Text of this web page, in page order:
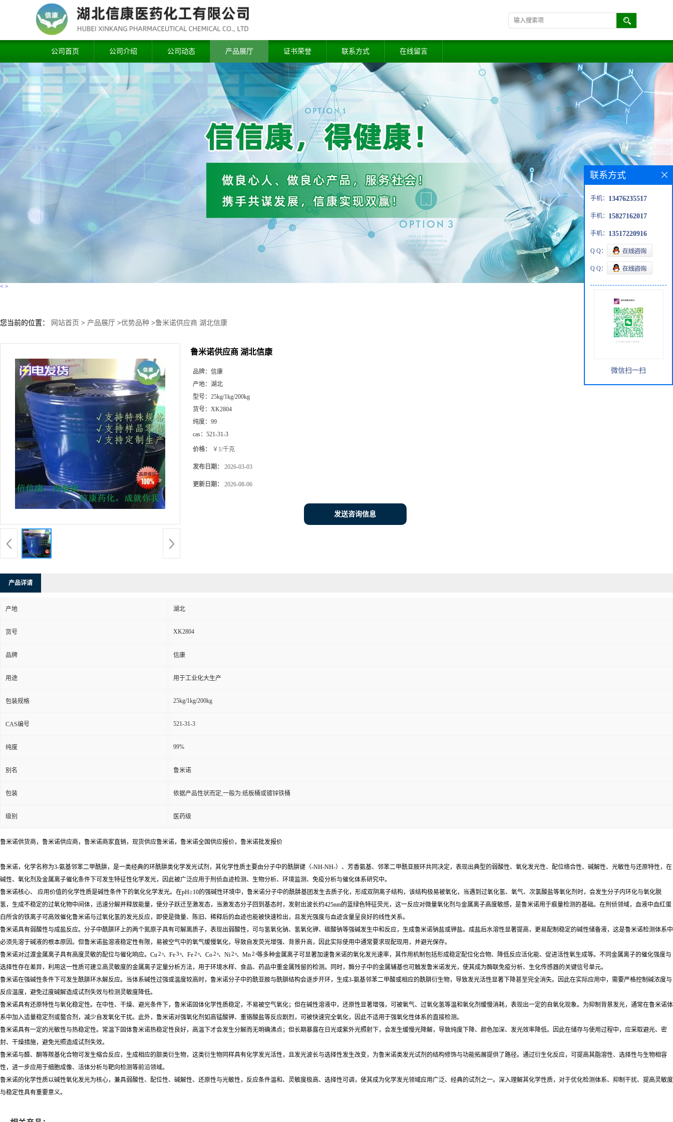
公司首页 公司介绍 公司动态 产品展厅 证书荣誉 联系方式 在线留言
< >
您当前的位置： 网站首页 > 产品展厅 >优势品种 >鲁米诺供应商 湖北信康
鲁米诺供应商 湖北信康
品牌： 信康
产地： 湖北
型号： 25kg/1kg/200kg
货号： XK2804
纯度： 99
cas： 521-31-3
价格： ￥1/千克
发布日期： 2026-03-03
更新日期： 2026-08-06
发送咨询信息
产品详请
产地 湖北
货号 XK2804
品牌 信康
用途 用于工业化大生产
包装规格 25kg/1kg/200kg
CAS编号 521-31-3
纯度 99%
别名 鲁米诺
包装 依据产品性状而定,一般为:纸板桶或镀锌铁桶
级别 医药级
鲁米诺供货商，鲁米诺供应商，鲁米诺商家直销，现货供应鲁米诺，鲁米诺全国供应报价，鲁米诺批发报价
鲁米诺，化学名称为3-氨基邻苯二甲酰肼，是一类经典的环酰肼类化学发光试剂，其化学性质主要由分子中的酰肼键（-NH-NH-）、芳香氨基、邻苯二甲酰亚胺环共同决定，表现出典型的弱酸性、氧化发光性、配位络合性、碱解性、光敏性与还原特性，在
碱性、氧化剂及金属离子催化条件下可发生特征性化学发光，因此被广泛应用于刑侦血迹检测、生物分析、环境监测、免疫分析与催化体系研究中。
鲁米诺核心、 应用价值的化学性质是碱性条件下的氧化化学发光。在pH≥10的强碱性环境中，鲁米诺分子中的酰肼基团发生去质子化，形成双阴离子结构，该结构极易被氧化，当遇到过氧化氢、氧气、次氯酸盐等氧化剂时，会发生分子内环化与氧化脱
氢，生成不稳定的过氧化物中间体，迅速分解并释放能量，使分子跃迁至激发态，当激发态分子回到基态时，发射出波长约425nm的蓝绿色特征荧光，这一反应对微量氧化剂与金属离子高度敏感，是鲁米诺用于痕量检测的基础。在刑侦领域，血液中血红蛋
白所含的铁离子可高效催化鲁米诺与过氧化氢的发光反应，即使是微量、陈旧、稀释后的血迹也能被快速检出，且发光强度与血迹含量呈良好的线性关系。
鲁米诺具有弱酸性与成盐反应。分子中酰肼环上的两个氮原子具有可解离质子，表现出弱酸性，可与氢氧化钠、氢氧化钾、碳酸钠等强碱发生中和反应，生成鲁米诺钠盐或钾盐。成盐后水溶性显著提高，更易配制稳定的碱性储备液，这是鲁米诺检测体系中
必须先溶于碱液的根本原因。但鲁米诺盐溶液稳定性有限，易被空气中的氧气缓慢氧化，导致自发荧光增强、背景升高，因此实际使用中通常要求现配现用，并避光保存。
鲁米诺对过渡金属离子具有高度灵敏的配位与催化响应。Cu2+、Fe3+、Fe2+、Co2+、Ni2+、Mn2+等多种金属离子可显著加速鲁米诺的氧化发光速率，其作用机制包括形成稳定配位化合物、降低反应活化能、促进活性氧生成等。不同金属离子的催化强度与
选择性存在差异，利用这一性质可建立高灵敏度的金属离子定量分析方法，用于环境水样、食品、药品中重金属残留的检测。同时，酶分子中的金属辅基也可触发鲁米诺发光，使其成为酶联免疫分析、生化传感器的关键信号单元。
鲁米诺在强碱性条件下可发生酰肼环水解反应。当体系碱性过强或温度较高时，鲁米诺分子中的酰亚胺与酰肼结构会逐步开环，生成3-氨基邻苯二甲酸或相应的酰肼衍生物，导致发光活性显著下降甚至完全消失。因此在实际应用中，需要严格控制碱浓度与
反应温度，避免过度碱解造成试剂失效与检测灵敏度降低。
鲁米诺具有还原特性与氧化稳定性。在中性、干燥、避光条件下，鲁米诺固体化学性质稳定，不易被空气氧化；但在碱性溶液中，还原性显著增强，可被氧气、过氧化氢等温和氧化剂缓慢消耗，表现出一定的自氧化现象。为抑制背景发光，通常在鲁米诺体
系中加入适量稳定剂或螯合剂，减少自发氧化干扰。此外，鲁米诺对强氧化剂如高锰酸钾、重铬酸盐等反应剧烈，可被快速完全氧化，因此不适用于强氧化性体系的直接检测。
鲁米诺具有一定的光敏性与热稳定性。常温下固体鲁米诺热稳定性良好，高温下才会发生分解而无明确沸点；但长期暴露在日光或紫外光照射下，会发生缓慢光降解，导致纯度下降、颜色加深、发光效率降低。因此在储存与使用过程中，应采取避光、密
封、干燥措施，避免光照造成试剂失效。
鲁米诺与醛、酮等羰基化合物可发生缩合反应，生成相应的腙类衍生物，这类衍生物同样具有化学发光活性，且发光波长与选择性发生改变，为鲁米诺类发光试剂的结构修饰与功能拓展提供了路径。通过衍生化反应，可提高其脂溶性、选择性与生物相容
性，进一步应用于细胞成像、活体分析与靶向检测等前沿领域。
鲁米诺的化学性质以碱性氧化发光为核心，兼具弱酸性、配位性、碱解性、还原性与光敏性，反应条件温和、灵敏度极高、选择性可调，使其成为化学发光领域应用广泛、经典的试剂之一。深入理解其化学性质，对于优化检测体系、抑制干扰、提高灵敏度
与稳定性具有重要意义。
联系方式
手机： 13476235517
手机： 15827162017
手机： 13517220916
Q Q：
Q Q：
微信扫一扫